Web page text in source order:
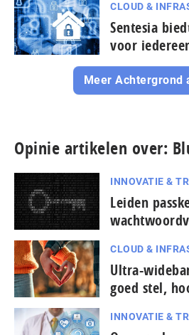
CLOUD &
Sentesia
voor
Meer Achtergrond
Opinie artikelen over:
INNOVATIE &
Leiden
CLOUD &
Ultra-
goed stel,
INNOVATIE &